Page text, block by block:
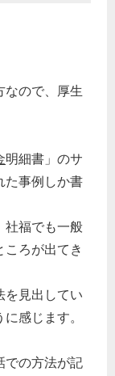
なので、厚生
明細書」のサ
た事例しか書
社福でも一般
ろが出てき
を見出してい
感じます。
での方法が記